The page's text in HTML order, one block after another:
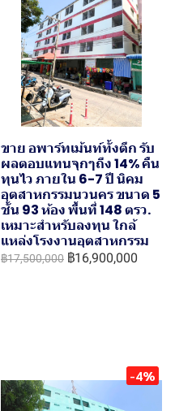
ขาย อพาร์ทเม้นท์ทั้งตึก รับ
ผลตอบแทนจุกๆถึง 14% คืน
ทุนไว ภายใน 6-7 ปี นิคม
อุตสาหกรรมนวนคร ขนาด 5
ชั้น 93 ห้อง พื้นที่ 148 ตรว.
เหมาะสำหรับลงทุน ใกล้
แหล่งโรงงานอุตสาหกรรม
฿17,500,000 ฿16,900,000
-4%